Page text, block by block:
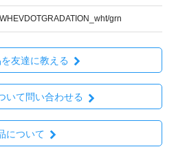
grn
友達に教える
いて問い合わせる
について